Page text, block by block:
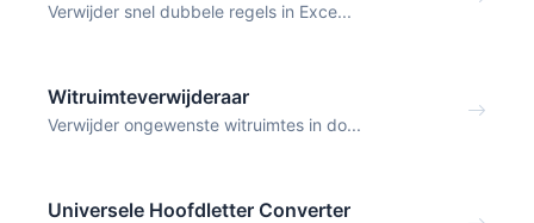
Verwijder snel dubbele regels in Exce...
Witruimteverwijderaar
Verwijder ongewenste witruimtes in do...
Universele Hoofdletter Converter